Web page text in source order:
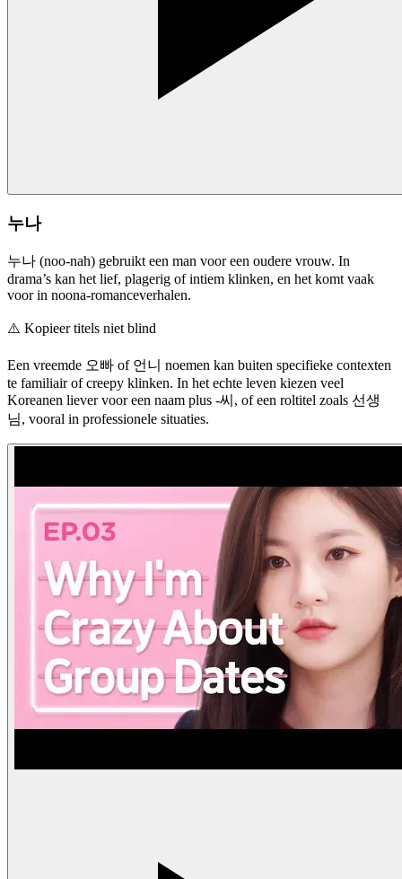
누나
누나 (noo-nah) gebruikt een man voor een oudere vrouw. In
drama’s kan het lief, plagerig of intiem klinken, en het komt vaak
voor in noona-romanceverhalen.
⚠️ Kopieer titels niet blind
Een vreemde 오빠 of 언니 noemen kan buiten specifieke contexten
te familiair of creepy klinken. In het echte leven kiezen veel
Koreanen liever voor een naam plus -씨, of een roltitel zoals 선생
님, vooral in professionele situaties.